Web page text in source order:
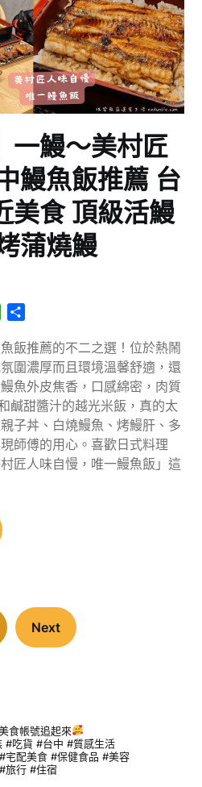
一鰻～美村匠
鰻魚飯推薦 台
美食 頂級活鰻
蒲燒鰻
WhatsApp
飯推薦的不二之選！位於熱鬧
圍濃厚而且環境溫馨舒適，還
魚外皮焦香，口感綿密，肉質
鹹甜醬汁的越光米飯，真的太
子丼、白燒鰻魚、烤鰻肝、多
師傅的用心。喜歡日式料理
匠人味自慢，唯一鰻魚飯」這
Next
食帳號追起來
#吃貨 #台中 #質感生活
宅配美食 #保健食品 #美容
旅行 #住宿